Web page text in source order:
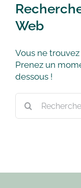
Web
Vous ne
Prenez un
dessous !